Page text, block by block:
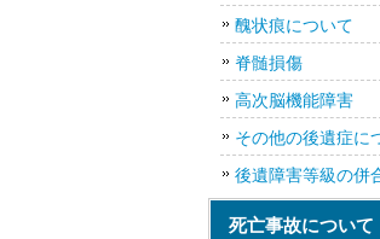
醜状痕について
脊髄損傷
高次脳機能障害
その他の後遺症に
後遺障害等級の併
死亡事故について